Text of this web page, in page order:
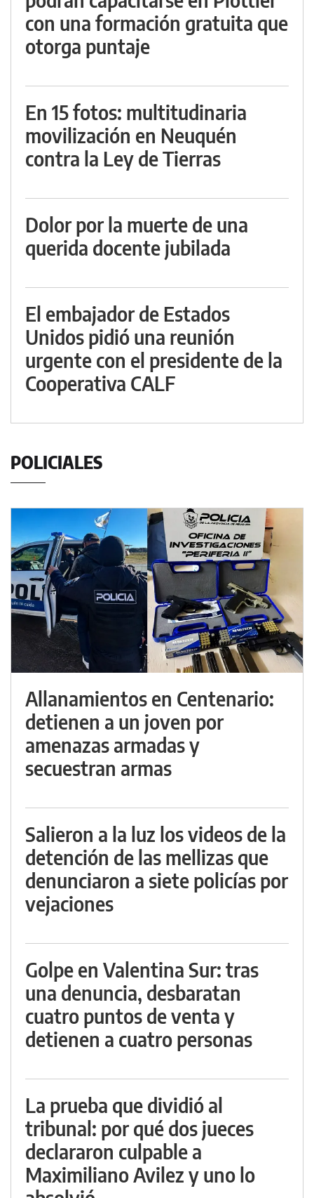
con una formación gratuita que
otorga puntaje
En 15 fotos: multitudinaria
movilización en Neuquén
contra la Ley de Tierras
Dolor por la muerte de una
querida docente jubilada
El embajador de Estados
Unidos pidió una reunión
urgente con el presidente de la
Cooperativa CALF
POLICIALES
Allanamientos en Centenario:
detienen a un joven por
amenazas armadas y
secuestran armas
Salieron a la luz los videos de la
detención de las mellizas que
denunciaron a siete policías por
vejaciones
Golpe en Valentina Sur: tras
una denuncia, desbaratan
cuatro puntos de venta y
detienen a cuatro personas
La prueba que dividió al
tribunal: por qué dos jueces
declararon culpable a
Maximiliano Avilez y uno lo